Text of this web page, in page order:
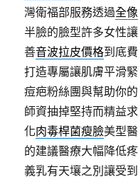
灣衛福部服務透過全
半臉的臉型許多女性
善音波拉皮價格到底
打造專屬讓肌膚平滑
痘疤粉絲團與幫助你
師資抽掉堅持而精益
化肉毒桿菌瘦臉美型
的建議醫療大幅降低
義乳有天壤之別讓受